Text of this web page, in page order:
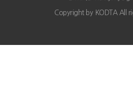
Copyright by KODTAAll